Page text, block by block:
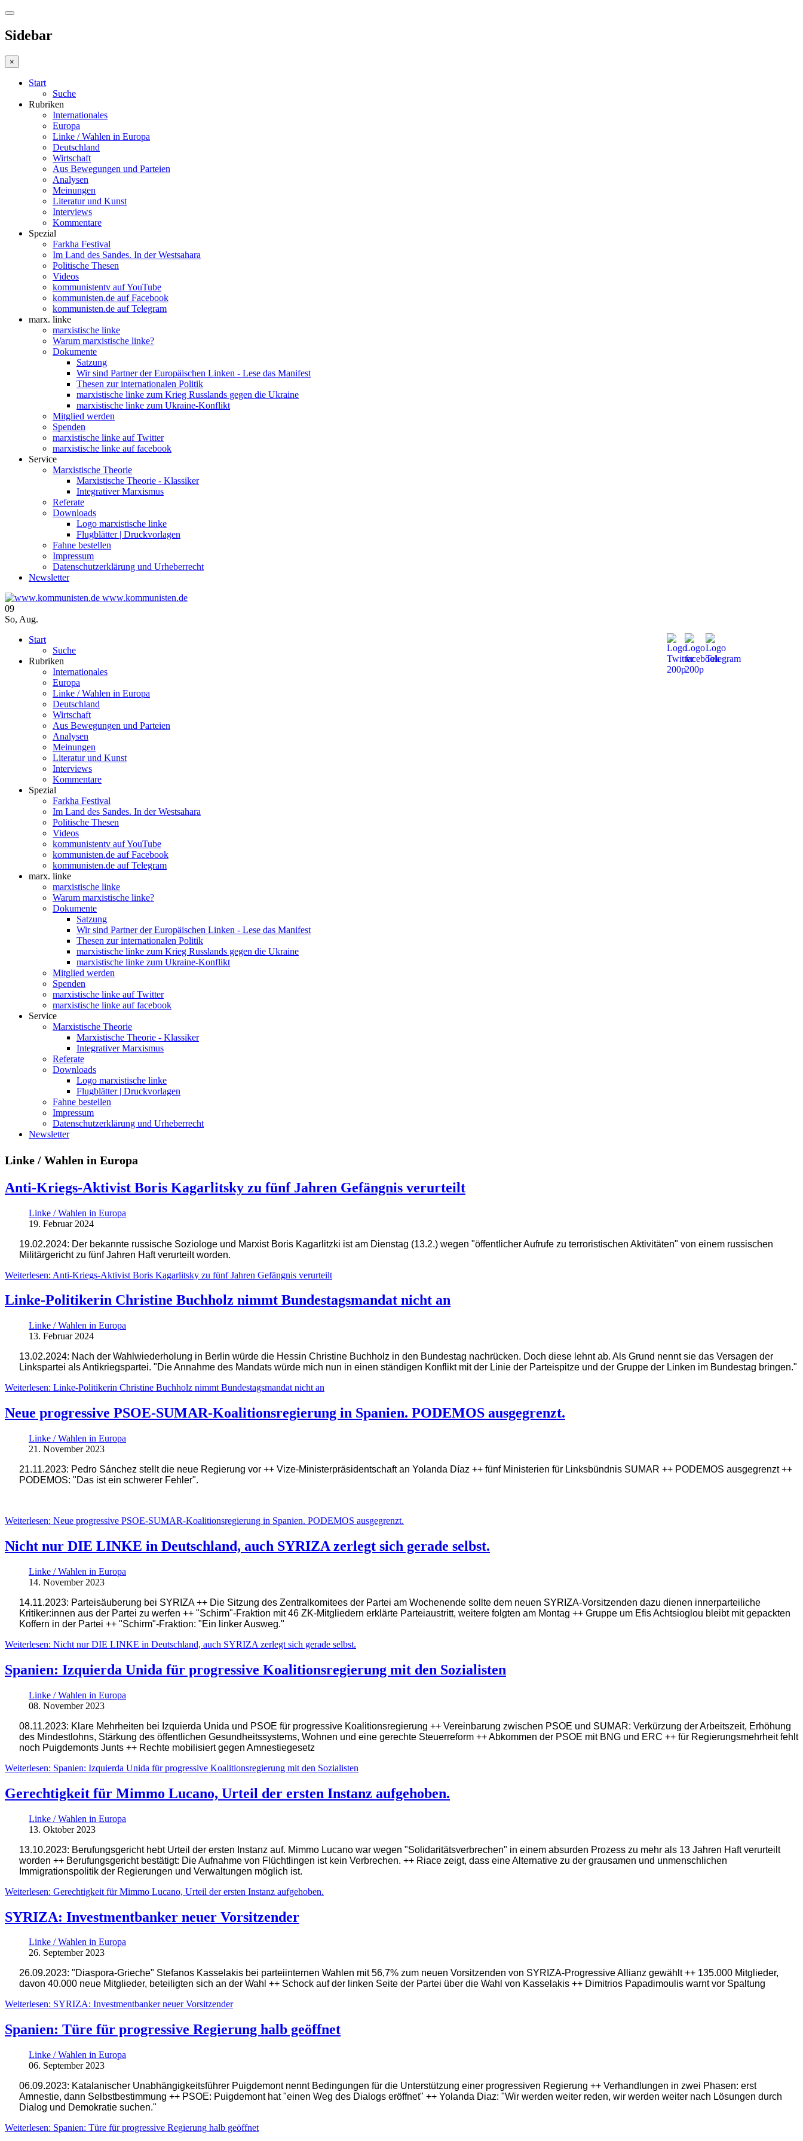
Sidebar
×
Start
Suche
Rubriken
Internationales
Europa
Linke / Wahlen in Europa
Deutschland
Wirtschaft
Aus Bewegungen und Parteien
Analysen
Meinungen
Literatur und Kunst
Interviews
Kommentare
Spezial
Farkha Festival
Im Land des Sandes. In der Westsahara
Politische Thesen
Videos
kommunistentv auf YouTube
kommunisten.de auf Facebook
kommunisten.de auf Telegram
marx. linke
marxistische linke
Warum marxistische linke?
Dokumente
Satzung
Wir sind Partner der Europäischen Linken - Lese das Manifest
Thesen zur internationalen Politik
marxistische linke zum Krieg Russlands gegen die Ukraine
marxistische linke zum Ukraine-Konflikt
Mitglied werden
Spenden
marxistische linke auf Twitter
marxistische linke auf facebook
Service
Marxistische Theorie
Marxistische Theorie - Klassiker
Integrativer Marxismus
Referate
Downloads
Logo marxistische linke
Flugblätter | Druckvorlagen
Fahne bestellen
Impressum
Datenschutzerklärung und Urheberrecht
Newsletter
www.kommunisten.de
09
So, Aug.
Start
Suche
Rubriken
Internationales
Europa
Linke / Wahlen in Europa
Deutschland
Wirtschaft
Aus Bewegungen und Parteien
Analysen
Meinungen
Literatur und Kunst
Interviews
Kommentare
Spezial
Farkha Festival
Im Land des Sandes. In der Westsahara
Politische Thesen
Videos
kommunistentv auf YouTube
kommunisten.de auf Facebook
kommunisten.de auf Telegram
marx. linke
marxistische linke
Warum marxistische linke?
Dokumente
Satzung
Wir sind Partner der Europäischen Linken - Lese das Manifest
Thesen zur internationalen Politik
marxistische linke zum Krieg Russlands gegen die Ukraine
marxistische linke zum Ukraine-Konflikt
Mitglied werden
Spenden
marxistische linke auf Twitter
marxistische linke auf facebook
Service
Marxistische Theorie
Marxistische Theorie - Klassiker
Integrativer Marxismus
Referate
Downloads
Logo marxistische linke
Flugblätter | Druckvorlagen
Fahne bestellen
Impressum
Datenschutzerklärung und Urheberrecht
Newsletter
Linke / Wahlen in Europa
Anti-Kriegs-Aktivist Boris Kagarlitsky zu fünf Jahren Gefängnis verurteilt
Linke / Wahlen in Europa
19. Februar 2024
19.02.2024: Der bekannte russische Soziologe und Marxist Boris Kagarlitzki ist am Dienstag (13.2.) wegen "öffentlicher Aufrufe zu terroristischen Aktivitäten" von einem russischen
Militärgericht zu fünf Jahren Haft verurteilt worden.
Weiterlesen: Anti-Kriegs-Aktivist Boris Kagarlitsky zu fünf Jahren Gefängnis verurteilt
Linke-Politikerin Christine Buchholz nimmt Bundestagsmandat nicht an
Linke / Wahlen in Europa
13. Februar 2024
13.02.2024: Nach der Wahlwiederholung in Berlin würde die Hessin Christine Buchholz in den Bundestag nachrücken. Doch diese lehnt ab. Als Grund nennt sie das Versagen der
Linkspartei als Antikriegspartei. "Die Annahme des Mandats würde mich nun in einen ständigen Konflikt mit der Linie der Parteispitze und der Gruppe der Linken im Bundestag bringen."
Weiterlesen: Linke-Politikerin Christine Buchholz nimmt Bundestagsmandat nicht an
Neue progressive PSOE-SUMAR-Koalitionsregierung in Spanien. PODEMOS ausgegrenzt.
Linke / Wahlen in Europa
21. November 2023
21.11.2023: Pedro Sánchez stellt die neue Regierung vor ++ Vize-Ministerpräsidentschaft an Yolanda Díaz ++ fünf Ministerien für Linksbündnis SUMAR ++ PODEMOS ausgegrenzt ++
PODEMOS: "Das ist ein schwerer Fehler".
Weiterlesen: Neue progressive PSOE-SUMAR-Koalitionsregierung in Spanien. PODEMOS ausgegrenzt.
Nicht nur DIE LINKE in Deutschland, auch SYRIZA zerlegt sich gerade selbst.
Linke / Wahlen in Europa
14. November 2023
14.11.2023: Parteisäuberung bei SYRIZA ++ Die Sitzung des Zentralkomitees der Partei am Wochenende sollte dem neuen SYRIZA-Vorsitzenden dazu dienen innerparteiliche
Kritiker:innen aus der Partei zu werfen ++ "Schirm"-Fraktion mit 46 ZK-Mitgliedern erklärte Parteiaustritt, weitere folgten am Montag ++ Gruppe um Efis Achtsioglou bleibt mit gepackten
Koffern in der Partei ++ "Schirm"-Fraktion: "Ein linker Ausweg."
Weiterlesen: Nicht nur DIE LINKE in Deutschland, auch SYRIZA zerlegt sich gerade selbst.
Spanien: Izquierda Unida für progressive Koalitionsregierung mit den Sozialisten
Linke / Wahlen in Europa
08. November 2023
08.11.2023: Klare Mehrheiten bei Izquierda Unida und PSOE für progressive Koalitionsregierung ++ Vereinbarung zwischen PSOE und SUMAR: Verkürzung der Arbeitszeit, Erhöhung
des Mindestlohns, Stärkung des öffentlichen Gesundheitssystems, Wohnen und eine gerechte Steuerreform ++ Abkommen der PSOE mit BNG und ERC ++ für Regierungsmehrheit fehlt
noch Puigdemonts Junts ++ Rechte mobilisiert gegen Amnestiegesetz
Weiterlesen: Spanien: Izquierda Unida für progressive Koalitionsregierung mit den Sozialisten
Gerechtigkeit für Mimmo Lucano, Urteil der ersten Instanz aufgehoben.
Linke / Wahlen in Europa
13. Oktober 2023
13.10.2023: Berufungsgericht hebt Urteil der ersten Instanz auf. Mimmo Lucano war wegen "Solidaritätsverbrechen" in einem absurden Prozess zu mehr als 13 Jahren Haft verurteilt
worden ++ Berufungsgericht bestätigt: Die Aufnahme von Flüchtlingen ist kein Verbrechen. ++ Riace zeigt, dass eine Alternative zu der grausamen und unmenschlichen
Immigrationspolitik der Regierungen und Verwaltungen möglich ist.
Weiterlesen: Gerechtigkeit für Mimmo Lucano, Urteil der ersten Instanz aufgehoben.
SYRIZA: Investmentbanker neuer Vorsitzender
Linke / Wahlen in Europa
26. September 2023
26.09.2023: "Diaspora-Grieche" Stefanos Kasselakis bei parteiinternen Wahlen mit 56,7% zum neuen Vorsitzenden von SYRIZA-Progressive Allianz gewählt ++ 135.000 Mitglieder,
davon 40.000 neue Mitglieder, beteiligten sich an der Wahl ++ Schock auf der linken Seite der Partei über die Wahl von Kasselakis ++ Dimitrios Papadimoulis warnt vor Spaltung
Weiterlesen: SYRIZA: Investmentbanker neuer Vorsitzender
Spanien: Türe für progressive Regierung halb geöffnet
Linke / Wahlen in Europa
06. September 2023
06.09.2023: Katalanischer Unabhängigkeitsführer Puigdemont nennt Bedingungen für die Unterstützung einer progressiven Regierung ++ Verhandlungen in zwei Phasen: erst
Amnestie, dann Selbstbestimmung ++ PSOE: Puigdemont hat "einen Weg des Dialogs eröffnet" ++ Yolanda Diaz: "Wir werden weiter reden, wir werden weiter nach Lösungen durch
Dialog und Demokratie suchen."
Weiterlesen: Spanien: Türe für progressive Regierung halb geöffnet